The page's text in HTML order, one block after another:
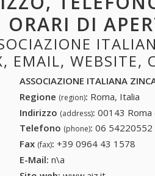
ORARI DI
EMAIL, WEBSITE,
ASSOCIAZIONE ITALIANA
Regione (region): Roma, Italia
Indirizzo (address): 00143 Roma
Telefono (phone): 06
Fax (fax): +39 0964 43 1578
E-Mail: n\a